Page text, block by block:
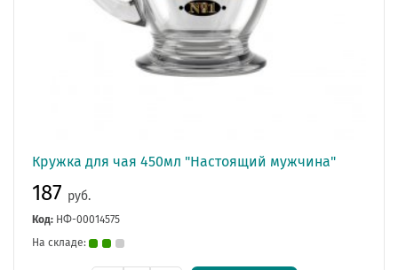
Кружка для чая 450мл "Настоящий мужчина"
187 руб.
Код: НФ-00014575
На складе: